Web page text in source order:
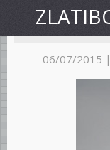
06/07/2015 |